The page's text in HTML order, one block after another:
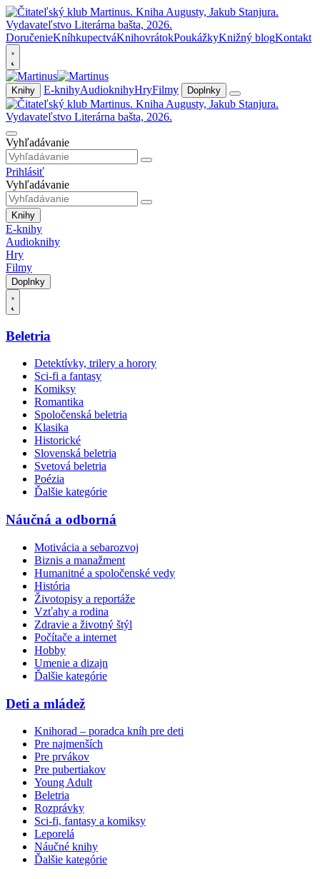
DoručenieKníhkupectváKnihovrátokPoukážkyKnižný blogKontakt
Knihy E-knihyAudioknihyHryFilmy Doplnky
Vyhľadávanie
Prihlásiť
Vyhľadávanie
Knihy
E-knihy
Audioknihy
Hry
Filmy
Doplnky
Beletria
Detektívky, trilery a horory
Sci-fi a fantasy
Komiksy
Romantika
Spoločenská beletria
Klasika
Historické
Slovenská beletria
Svetová beletria
Poézia
Ďalšie kategórie
Náučná a odborná
Motivácia a sebarozvoj
Biznis a manažment
Humanitné a spoločenské vedy
História
Životopisy a reportáže
Vzťahy a rodina
Zdravie a životný štýl
Počítače a internet
Hobby
Umenie a dizajn
Ďalšie kategórie
Deti a mládež
Knihorad – poradca kníh pre deti
Pre najmenších
Pre prvákov
Pre pubertiakov
Young Adult
Beletria
Rozprávky
Sci-fi, fantasy a komiksy
Leporelá
Náučné knihy
Ďalšie kategórie